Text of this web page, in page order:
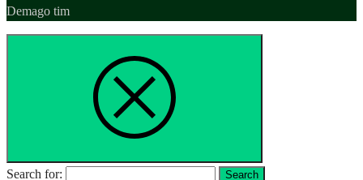
Demago tim
Search for: Search